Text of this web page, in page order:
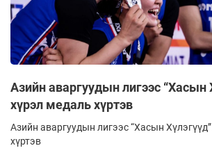
Азийн аваргуудын лигээс “Хасын
хүрэл медаль хүртэв
Азийн аваргуудын лигээс “Хасын
хүртэв